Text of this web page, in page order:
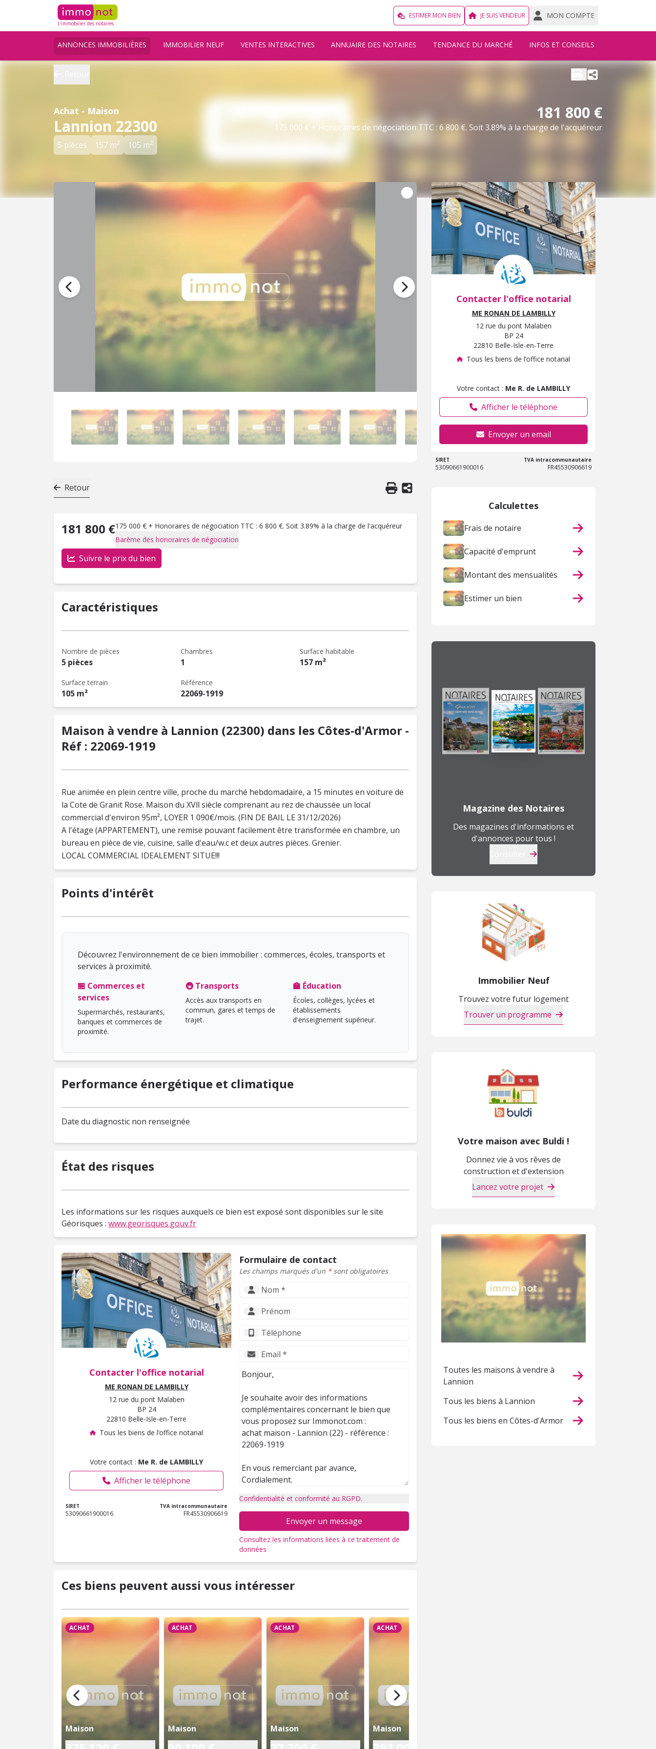
L'immobilier des notaires
ESTIMER MON BIEN JE SUIS VENDEUR MON COMPTE
ANNONCES IMMOBILIÈRES IMMOBILIER NEUF VENTES INTERACTIVES ANNUAIRE DES NOTAIRES TENDANCE DU MARCHÉ INFOS ET CONSEILS
Achat - Maison
Lannion 22300
5 pièces 157 m2 105 m2
181 800 €
175 000 € + Honoraires de négociation TTC : 6 800 €. Soit 3.89% à la charge de l'acquéreur
Retour
181 800 €175 000 € + Honoraires de négociation TTC : 6 800 €. Soit 3.89% à la charge de l'acquéreur
Barème des honoraires de négociation
Suivre le prix du bien
Caractéristiques
Nombre de pièces
5 pièces
Chambres
1
Surface habitable
157 m²
Surface terrain
105 m²
Référence
22069-1919
Maison à vendre à Lannion (22300) dans les Côtes-d'Armor -
Réf : 22069-1919
Rue animée en plein centre ville, proche du marché hebdomadaire, a 15 minutes en voiture de
la Cote de Granit Rose. Maison du XVll siècle comprenant au rez de chaussée un local
commercial d'environ 95m², LOYER 1 090€/mois. (FIN DE BAIL LE 31/12/2026)
A l'étage (APPARTEMENT), une remise pouvant facilement être transformée en chambre, un
bureau en pièce de vie, cuisine, salle d'eau/w.c et deux autres pièces. Grenier.
LOCAL COMMERCIAL IDEALEMENT SITUE!!!
Points d'intérêt
Découvrez l'environnement de ce bien immobilier : commerces, écoles, transports et
services à proximité.
🏪 Commerces et
services
Supermarchés, restaurants,
banques et commerces de
proximité.
🚇 Transports
Accès aux transports en
commun, gares et temps de
trajet.
🏫 Éducation
Écoles, collèges, lycées et
établissements
d'enseignement supérieur.
Performance énergétique et climatique
Date du diagnostic non renseignée
État des risques
Les informations sur les risques auxquels ce bien est exposé sont disponibles sur le site
Géorisques : www.georisques.gouv.fr
Contacter l'office notarial
ME RONAN DE LAMBILLY
12 rue du pont Malaben
BP 24
22810 Belle-Isle-en-Terre
Tous les biens de l’office notarial
Votre contact : Me R. de LAMBILLY
Afficher le téléphone
SIRET
53090661900016
TVA intracommunautaire
FR45530906619
Formulaire de contact
Les champs marqués d'un *sont obligatoires
Confidentialité et conformité au RGPD.
Envoyer un message
Consultez les informations liées à ce traitement de
données
Ces biens peuvent aussi vous intéresser
ACHAT
Maison
ACHAT
Maison
ACHAT
Maison
ACHAT
Maison
Contacter l'office notarial
ME RONAN DE LAMBILLY
12 rue du pont Malaben
BP 24
22810 Belle-Isle-en-Terre
Tous les biens de l’office notarial
Votre contact : Me R. de LAMBILLY
Afficher le téléphone
Envoyer un email
SIRET
53090661900016
TVA intracommunautaire
FR45530906619
Calculettes
Frais de notaire
Capacité d'emprunt
Montant des mensualités
Estimer un bien
Magazine des Notaires
Des magazines d'informations et
d'annonces pour tous !
Immobilier Neuf
Trouvez votre futur logement
Trouver un programme
Votre maison avec Buldi !
Donnez vie à vos rêves de
construction et d'extension
Lancez votre projet
Toutes les maisons à vendre à
Lannion
Tous les biens à Lannion
Tous les biens en Côtes-d'Armor